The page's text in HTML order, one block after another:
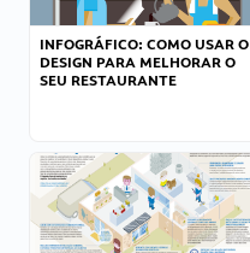
INFOGRÁFICO: COMO USAR O
DESIGN PARA MELHORAR O
SEU RESTAURANTE